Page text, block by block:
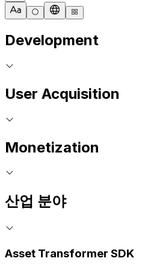
Development
User Acquisition
Monetization
산업 분야
Asset Transformer SDK